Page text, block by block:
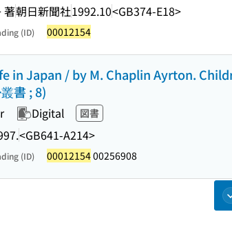
著朝日新聞社1992.10<GB374-E18>
(ID) 00012154
in Japan / by M. Chaplin Ayrton.
書 ; 8)
Digital 図書
<GB641-A214>
(ID) 0001215400256908